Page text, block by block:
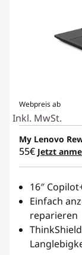
Webpreis ab
Inkl. MwSt.
My Lenovo
55€ Jetzt
16″
Einfach
reparieren